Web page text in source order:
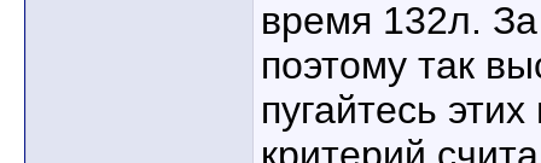
время 132л.
поэтому так
пугайтесь